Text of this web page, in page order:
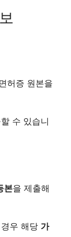
허증 원본을
수 있습니
본을 제출해
우 해당 가